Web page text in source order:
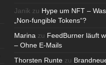
Janik zu Hype um NFT –
„Non-fungible Tokens“?
Marina zu FeedBurner läuft
– Ohne E-Mails
Thorsten Runte zu